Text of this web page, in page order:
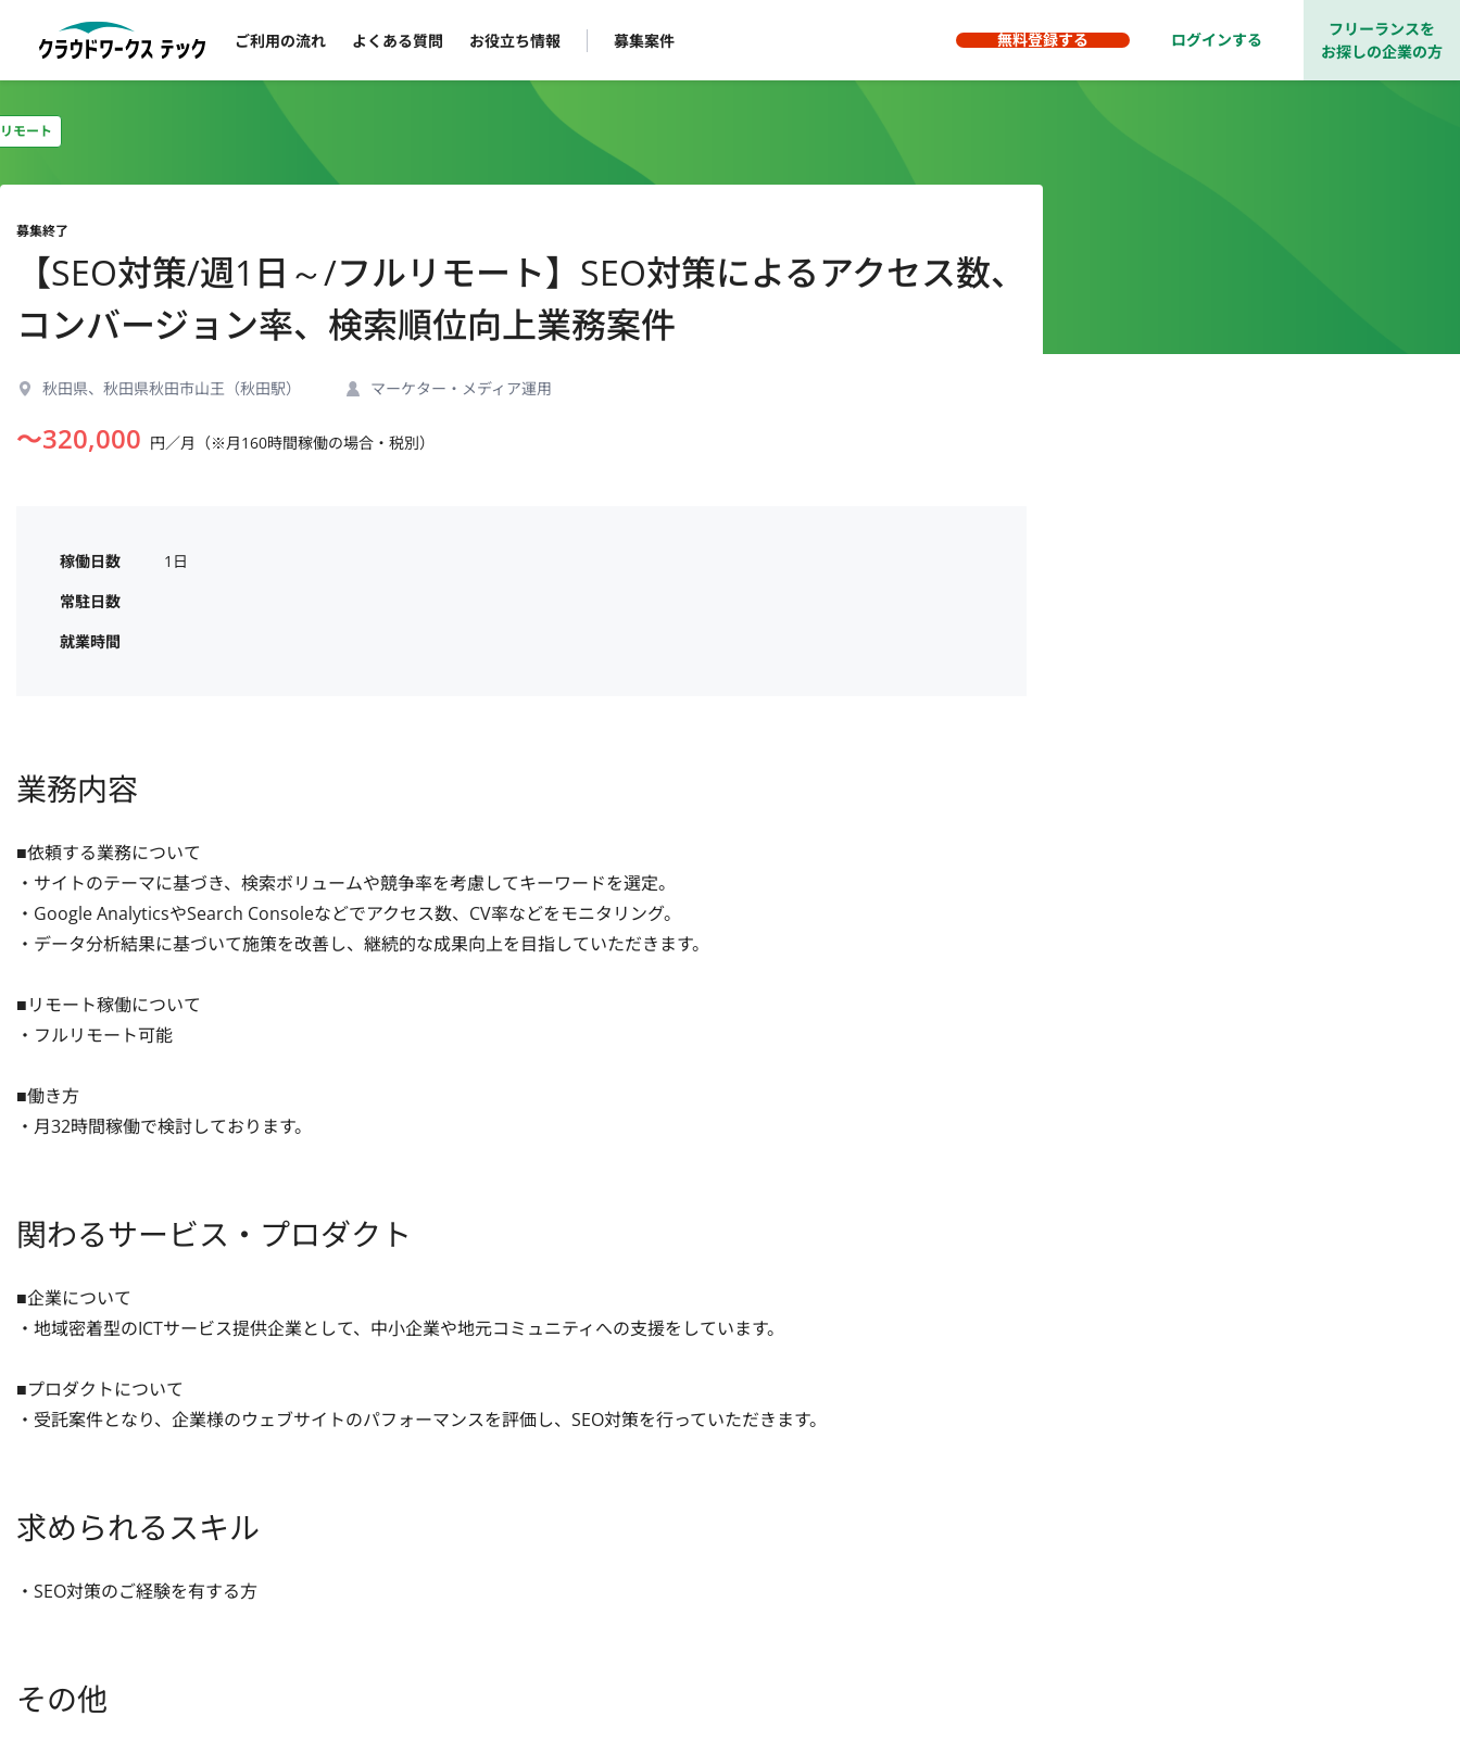
ご利用の流れ よくある質問 お役立ち情報 募集案件 無料登録する ログインする
フリーランスを
お探しの企業の方
モート
募集終了
【SEO対策/週1日～/フルリモート】SEO対策によるアクセス数、
コンバージョン率、検索順位向上業務案件
秋田県、秋田県秋田市山王（秋田駅） マーケター・メディア運用
〜320,000 円／月（※月160時間稼働の場合・税別）
稼働日数
1日
常駐日数
就業時間
業務内容
■依頼する業務について
・サイトのテーマに基づき、検索ボリュームや競争率を考慮してキーワードを選定。
・Google AnalyticsやSearch Consoleなどでアクセス数、CV率などをモニタリング。
・データ分析結果に基づいて施策を改善し、継続的な成果向上を目指していただきます。
■リモート稼働について
・フルリモート可能
■働き方
・月32時間稼働で検討しております。
関わるサービス・プロダクト
■企業について
・地域密着型のICTサービス提供企業として、中小企業や地元コミュニティへの支援をしています。
■プロダクトについて
・受託案件となり、企業様のウェブサイトのパフォーマンスを評価し、SEO対策を行っていただきます。
求められるスキル
・SEO対策のご経験を有する方
その他